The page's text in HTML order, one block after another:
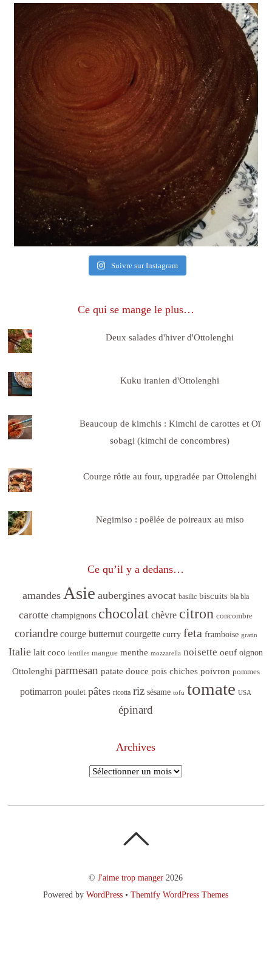
Suivre sur Instagram
Ce qui se mange le plus…
Deux salades d'hiver d'Ottolenghi
Kuku iranien d'Ottolenghi
Beaucoup de kimchis : Kimchi de carottes et Oï
sobagi (kimchi de concombres)
Courge rôtie au four, upgradée par Ottolenghi
Negimiso : poêlée de poireaux au miso
Ce qu’il y a dedans…
amandes Asie aubergines avocat basilic biscuits bla bla
carotte champignons chocolat chèvre citron concombre
coriandre courge butternut courgette curry feta framboise gratin
Italie lait coco lentilles mangue menthe mozzarella noisette oeuf oignon
Ottolenghi parmesan patate douce pois chiches poivron pommes
potimarron poulet pâtes ricotta riz sésame tofu tomate USA
épinard
Archives
Archives
©J'aime trop manger 2026
Powered byWordPress •Themify WordPress Themes